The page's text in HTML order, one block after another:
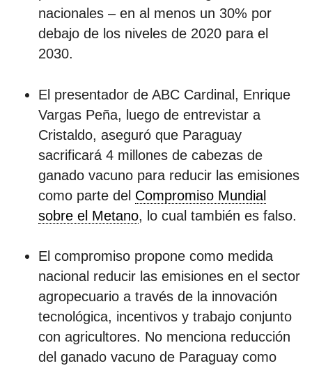
el surti
acerca
blog
contacto
nacionales – en al menos un 30% por
debajo de los niveles de 2020 para el
2030.
El presentador de ABC Cardinal, Enrique
Vargas Peña, luego de entrevistar a
Cristaldo, aseguró que Paraguay
sacrificará 4 millones de cabezas de
ganado vacuno para reducir las emisiones
como parte del Compromiso Mundial
sobre el Metano, lo cual también es falso.
El compromiso propone como medida
nacional reducir las emisiones en el sector
agropecuario a través de la innovación
tecnológica, incentivos y trabajo conjunto
con agricultores. No menciona reducción
del ganado vacuno de Paraguay como